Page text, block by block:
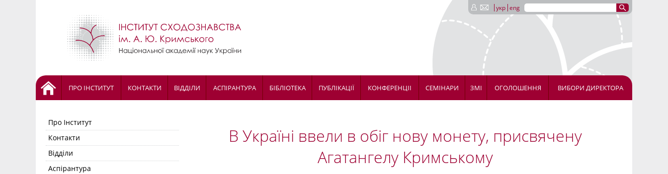
укр eng
ПРО ІНСТИТУТ КОНТАКТИ ВІДДІЛИ АСПІРАНТУРА БІБЛІОТЕКА ПУБЛІКАЦІЇ КОНФЕРЕНЦІІ СЕМІНАРИ ЗМІ ОГОЛОШЕННЯ ВИБОРИ ДИРЕКТОРА
Про Інститут
Контакти
Відділи
Аспірантура
В Україні ввели в обіг нову монету, присвячену
Агатангелу Кримському